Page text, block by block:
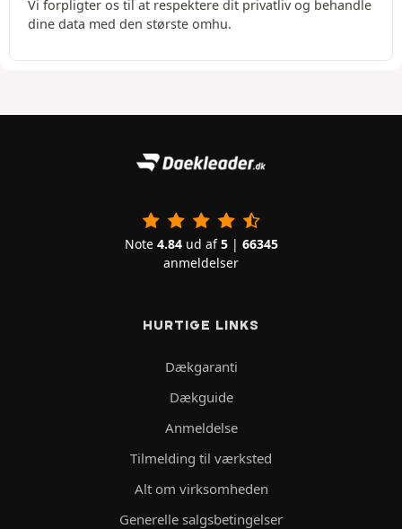
Vi forpligter os til at respektere dit privatliv og behandle
dine data med den største omhu.
Note 4.84ud af5| 66345
anmeldelser
HURTIGE LINKS
Dækgaranti
Dækguide
Anmeldelse
Tilmelding til værksted
Alt om virksomheden
Generelle salgsbetingelser